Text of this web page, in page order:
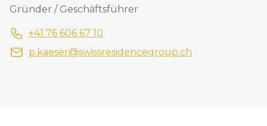
Gründer / Geschäftsführer
+41 76 606 67 10
p.kaeser@swissresidencegroup.ch